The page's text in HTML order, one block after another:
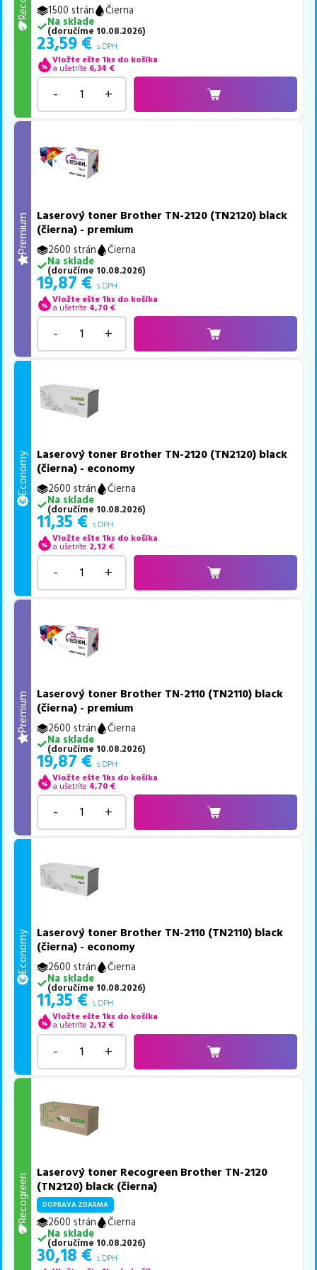
1500 strán
Čierna
Na sklade
(doručíme 10.08.2026)
23,59 € s DPH
Vložte ešte 1ks do košíka
a ušetríte 6,34 €
- +
Premium
Laserový toner Brother TN-2120 (TN2120) black
(čierna) - premium
2600 strán
Čierna
Na sklade
(doručíme 10.08.2026)
19,87 € s DPH
Vložte ešte 1ks do košíka
a ušetríte 4,70 €
- +
Economy
Laserový toner Brother TN-2120 (TN2120) black
(čierna) - economy
2600 strán
Čierna
Na sklade
(doručíme 10.08.2026)
11,35 € s DPH
Vložte ešte 1ks do košíka
a ušetríte 2,12 €
- +
Premium
Laserový toner Brother TN-2110 (TN2110) black
(čierna) - premium
2600 strán
Čierna
Na sklade
(doručíme 10.08.2026)
19,87 € s DPH
Vložte ešte 1ks do košíka
a ušetríte 4,70 €
- +
Economy
Laserový toner Brother TN-2110 (TN2110) black
(čierna) - economy
2600 strán
Čierna
Na sklade
(doručíme 10.08.2026)
11,35 € s DPH
Vložte ešte 1ks do košíka
a ušetríte 2,12 €
- +
Recogreen
Laserový toner Recogreen Brother TN-2120
(TN2120) black (čierna)
DOPRAVA ZDARMA
2600 strán
Čierna
Na sklade
(doručíme 10.08.2026)
30,18 € s DPH